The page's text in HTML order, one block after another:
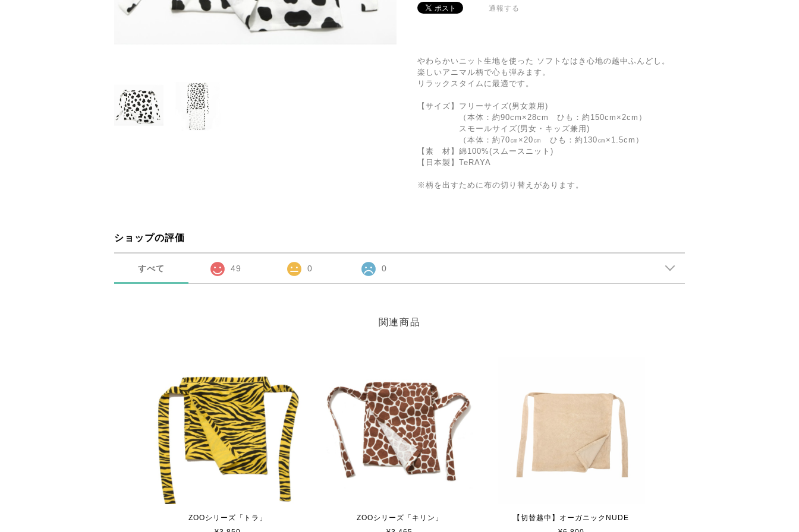
通報する
やわらかいニット生地を使った ソフトなはき心地の越中ふんどし。
楽しいアニマル柄で心も弾みます。
リラックスタイムに最適です。
【サイズ】フリーサイズ(男女兼用)
（本体：約90cm×28cm ひも：約150cm×2cm）
スモールサイズ(男女・キッズ兼用)
（本体：約70㎝×20㎝ ひも：約130㎝×1.5cm）
【素 材】綿100%(スムースニット)
【日本製】TeRAYA
※柄を出すために布の切り替えがあります。
ショップの評価
すべて 49 0 0
関連商品
ZOOシリーズ「トラ」
ZOOシリーズ「キリン」
【切替越中】オーガニックNUDE